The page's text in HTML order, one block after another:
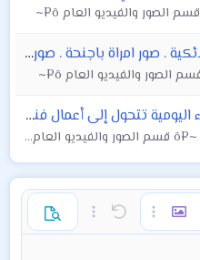
صور ملائكة . صور بنت ملائكية . صور امراة باجنحة . صور فتاة باجنحة . صور فتاة تشبة الملائكة . صور بنت تلبس ابيض . صور فتاة بلون ابيض
تتحول إلى أعمال فنية بواسطة جيسو أورتيز
~¤ô قسم الصور والفيديو العام ô¤~
رابط
إدراج صورةخيارات إضافية…
تراجع خيارات إضافية…
معاينة